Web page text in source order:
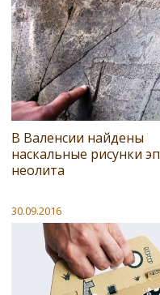
В Валенсии найдены
наскальные рисунки
неолита
30.09.2016